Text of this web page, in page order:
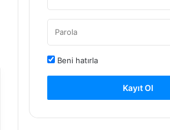
Beni hatırla
Kayıt Ol